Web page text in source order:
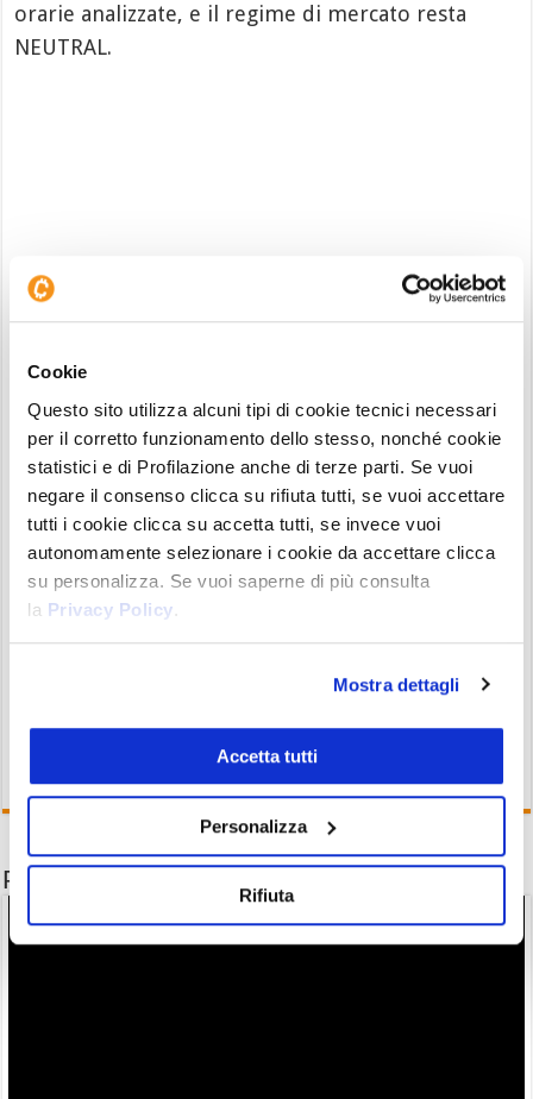
Cookie
Questo sito utilizza alcuni tipi di cookie tecnici necessari
per il corretto funzionamento dello stesso, nonché cookie
statistici e di Profilazione anche di terze parti. Se vuoi
negare il consenso clicca su rifiuta tutti, se vuoi accettare
tutti i cookie clicca su accetta tutti, se invece vuoi
autonomamente selezionare i cookie da accettare clicca
su personalizza. Se vuoi saperne di più consulta
la Privacy Policy.
Mostra dettagli
Accetta tutti
Personalizza
Rifiuta
orarie analizzate, e il regime di mercato resta
NEUTRAL.
Bitcoin e Ethereum con Matrix Trend daily 9 giugno 2026
Ilflusso degli ordini
conferma la cautela. Sia su
BTC che ETH il volume cumulato (CVD) della
giornata è negativo, segno che lapressione in
vendita continua a prevalere leggermente su
quella in acquisto.Il footprint conferma il quadro
debole, con la pressione reale in vendita che
prevale su quella in acquisto su entrambi. Lo
Potrebbe interessarti anche